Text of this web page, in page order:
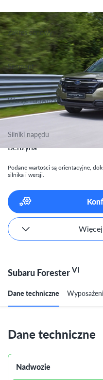
Zakres cenowy
189 330 - 209 920 zł
Segment
Grupa Terenowo
Wersje nadwoziowe
SUV
Silniki napędu
Benzyna
Podane wartości są orientacyjne,
silnika i wersji.
Subaru ForesterVI
Dane techniczne
Dane techniczne
Nadwozie